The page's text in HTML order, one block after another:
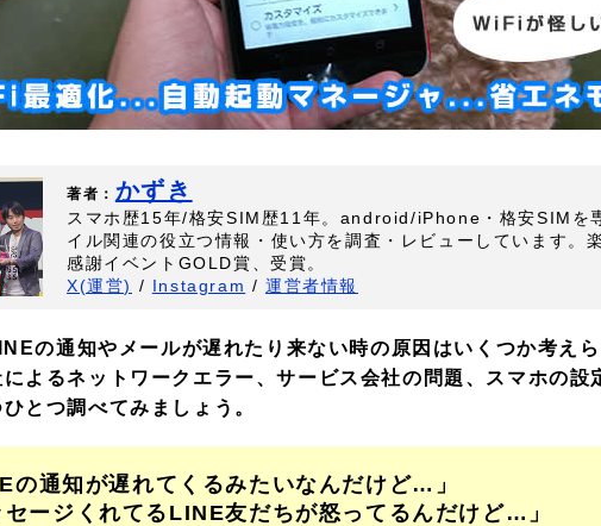
著者： かずき
スマホ歴15年/格安SIM歴11年。android/iPhone・格安SIMを
イル関連の役立つ情報・使い方を調査・レビューしています。
感謝イベントGOLD賞、受賞。
X(運営) / Instagram /運営者情報
の通知やメールが遅れたり来ない時の原因はいくつか考え
によるネットワークエラー、サービス会社の問題、スマホの設
ひとつ調べてみましょう。
の通知が遅れてくるみたいなんだけど…」
セージくれてるLINE友だちが怒ってるんだけど…」